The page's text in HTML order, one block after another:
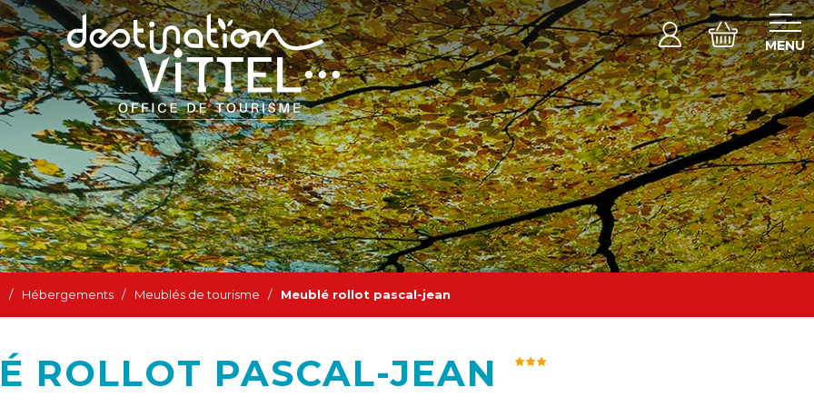
MENU
/ Hébergements / Meublés de tourisme / Meublé rollot pascal-jean
ROLLOT PASCAL-JEAN